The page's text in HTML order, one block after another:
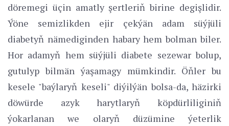
döremegi üçin amatly şertleriň birine degişlidir.
Ýöne semizlikden ejir çekýän adam süýjüli
diabetyň nämediginden habary hem bolman biler.
Hor adamyň hem süýjüli diabete sezewar bolup,
gutulyp bilmän ýaşamagy mümkindir. Öňler bu
kesele "baýlaryň keseli" diýilýän bolsa-da, häzirki
döwürde azyk harytlaryň köpdürliliginiň
ýokarlanan we olaryň düzümine ýeterlik